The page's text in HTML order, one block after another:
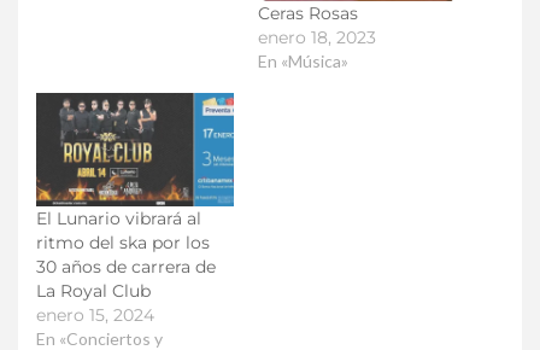
Ceras Rosas
enero 18, 2023
En «Música»
El Lunario vibrará al
ritmo del ska por los
30 años de carrera de
La Royal Club
enero 15, 2024
En «Conciertos y